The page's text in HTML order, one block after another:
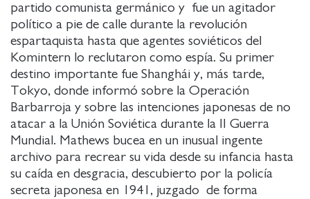
partido comunista germánico y fue un agitador
político a pie de calle durante la revolución
espartaquista hasta que agentes soviéticos del
Komintern lo reclutaron como espía. Su primer
destino importante fue Shanghái y, más tarde,
Tokyo, donde informó sobre la Operación
Barbarroja y sobre las intenciones japonesas de no
atacar a la Unión Soviética durante la II Guerra
Mundial. Mathews bucea en un inusual ingente
archivo para recrear su vida desde su infancia hasta
su caída en desgracia, descubierto por la policía
secreta japonesa en 1941, juzgado de forma